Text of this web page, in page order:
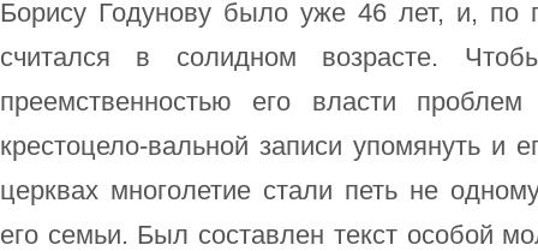
Борису Годунову было уже 46 лет, и, по
считался в солидном возрасте.
преемственностью его власти
крестоцело-вальной записи упомянуть и
церквах многолетие стали петь не
его семьи. Был составлен текст особой